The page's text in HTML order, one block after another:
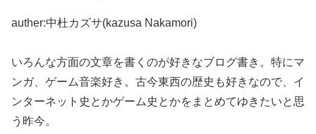
auther:中杜カズサ(kazusa Nakamori)
いろんな方面の文章を書くのが好きなブログ書き。特にマ
ンガ、ゲーム音楽好き。古今東西の歴史も好きなので、イ
ンターネット史とかゲーム史とかをまとめてゆきたいと思
う昨今。